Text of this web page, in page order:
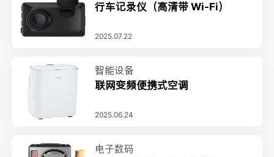
行车记录仪（高清带 Wi-Fi）
2025.07.22
智能设备
联网变频便携式空调
2025.06.24
电子数码